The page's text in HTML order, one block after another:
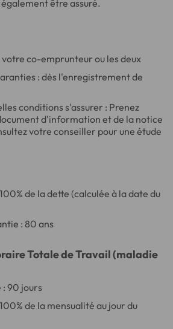
être assuré.
votre co-emprunteur ou les deux
: dès l'enregistrement de
conditions s'assurer : Prenez
d'information et de la notice
votre conseiller pour une étude
de la dette (calculée à la date du
: 80 ans
Totale de Travail (maladie
90 jours
de la mensualité au jour du